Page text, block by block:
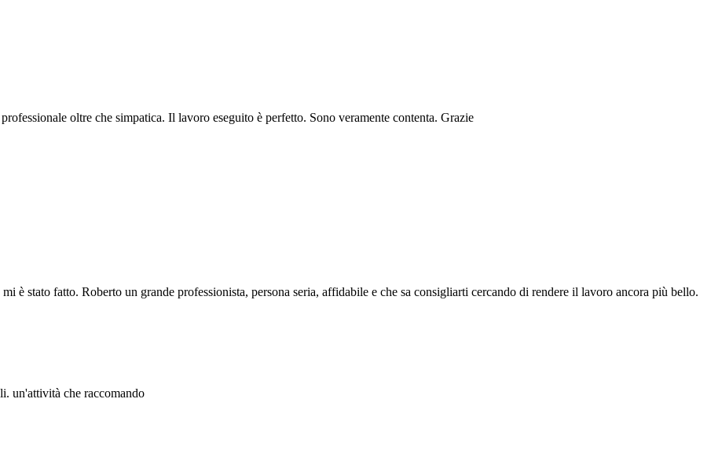
oltre che simpatica. Il lavoro eseguito è perfetto. Sono veramente contenta. Grazie
è stato fatto. Roberto un grande professionista, persona seria, affidabile e che sa consigliarti cercando di rendere il lavoro ancora più bello.
un'attività che raccomando